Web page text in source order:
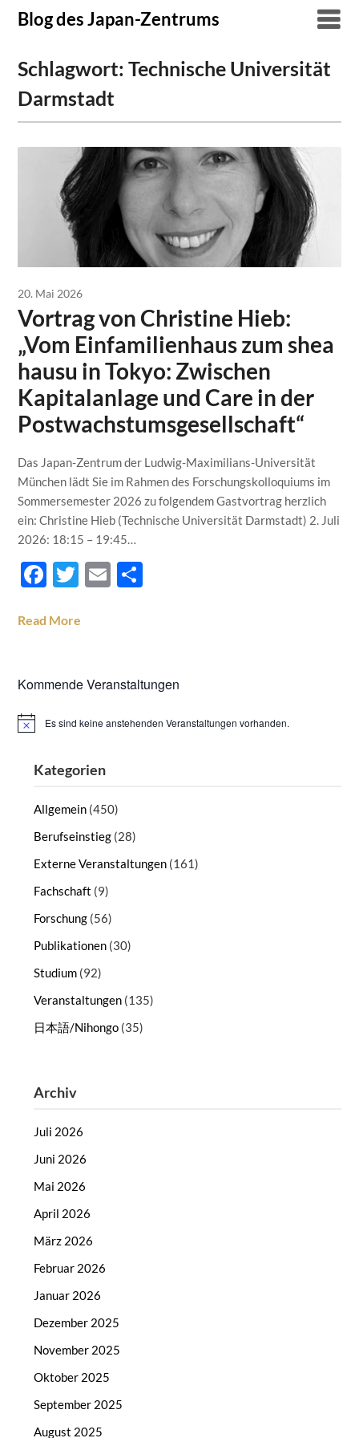
SkipBlog des Japan-Zentrums
Schlagwort:Technische Universität
Darmstadt
20. Mai 2026
Vortrag von Christine Hieb:
„Vom Einfamilienhaus zum shea
hausu in Tokyo: Zwischen
Kapitalanlage und Care in der
Postwachstumsgesellschaft“
Das Japan-Zentrum der Ludwig-Maximilians-Universität
München lädt Sie im Rahmen des Forschungskolloquiums im
Sommersemester 2026 zu folgendem Gastvortrag herzlich
ein: Christine Hieb (Technische Universität Darmstadt) 2. Juli
2026: 18:15 – 19:45…
Facebook
Twitter
Email
Read More
Kommende Veranstaltungen
HinweisEs sind keine anstehenden Veranstaltungen vorhanden.
Kategorien
Allgemein (450)
Berufseinstieg (28)
Externe Veranstaltungen (161)
Fachschaft (9)
Forschung (56)
Publikationen (30)
Studium (92)
Veranstaltungen (135)
日本語/Nihongo (35)
Archiv
Juli 2026
Juni 2026
Mai 2026
April 2026
März 2026
Februar 2026
Januar 2026
Dezember 2025
November 2025
Oktober 2025
September 2025
August 2025